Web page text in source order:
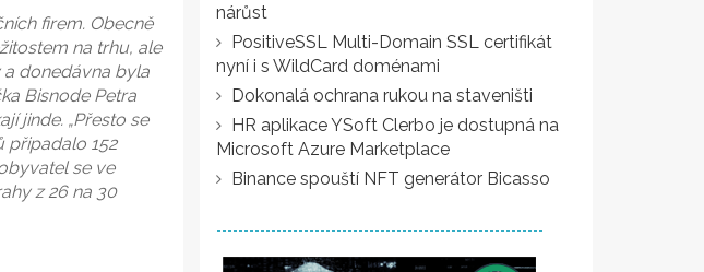
firem. Obecně
na trhu, ale
a donedávna byla
Bisnode Petra
jinde. „Přesto se
připadalo 152
se ve
z 26 na 30
nárůst
PositiveSSL Multi-Domain SSL certifikát
nyní i s WildCard doménami
Dokonalá ochrana rukou na staveništi
HR aplikace YSoft Clerbo je dostupná na
Microsoft Azure Marketplace
Binance spouští NFT generátor Bicasso